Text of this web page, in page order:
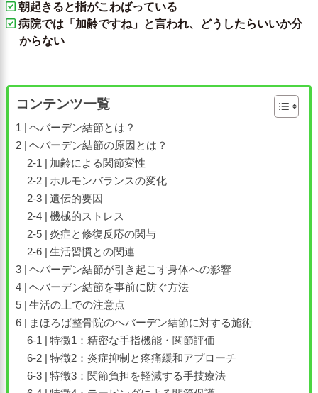
朝起きると指がこわばっている
病院では「加齢ですね」と言われ、どうしたらいいか分
からない
コンテンツ一覧
ヘバーデン結節とは？
ヘバーデン結節の原因とは？
加齢による関節変性
ホルモンバランスの変化
遺伝的要因
機械的ストレス
炎症と修復反応の関与
生活習慣との関連
ヘバーデン結節が引き起こす身体への影響
ヘバーデン結節を事前に防ぐ方法
生活の上での注意点
まほろば整骨院のヘバーデン結節に対する施術
特徴1：精密な手指機能・関節評価
特徴2：炎症抑制と疼痛緩和アプローチ
特徴3：関節負担を軽減する手技療法